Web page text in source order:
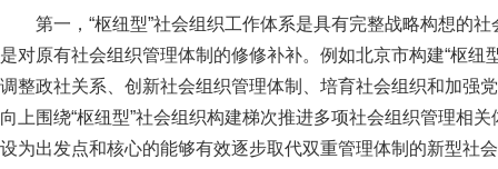
第一，“枢纽型”社会组织工作体系是具有完整战略构想的
是对原有社会组织管理体制的修修补补。例如北京市构建“枢纽
调整政社关系、创新社会组织管理体制、培育社会组织和加强
向上围绕“枢纽型”社会组织构建梯次推进多项社会组织管理相
设为出发点和核心的能够有效逐步取代双重管理体制的新型社